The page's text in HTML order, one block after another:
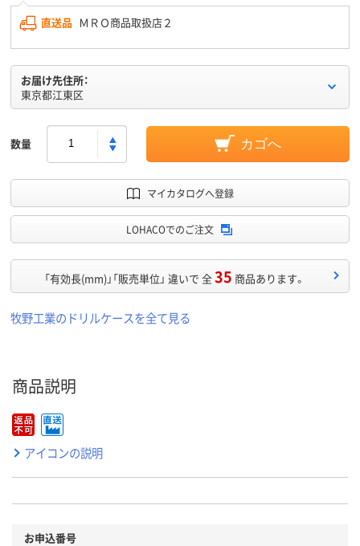
直送品 ＭＲＯ商品取扱店２
お届け先住所：
東京都江東区
数量 カゴへ
マイカタログへ登録
LOHACOでのご注文
「有効長(mm)」「販売単位」 違いで 全35 商品あります。
牧野工業のドリルケースを全て見る
商品説明
アイコンの説明
お申込番号